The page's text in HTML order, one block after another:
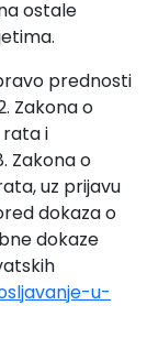
ostale
prednosti
Zakona o
i
Zakona o
uz prijavu
dokaza o
dokaze
u-